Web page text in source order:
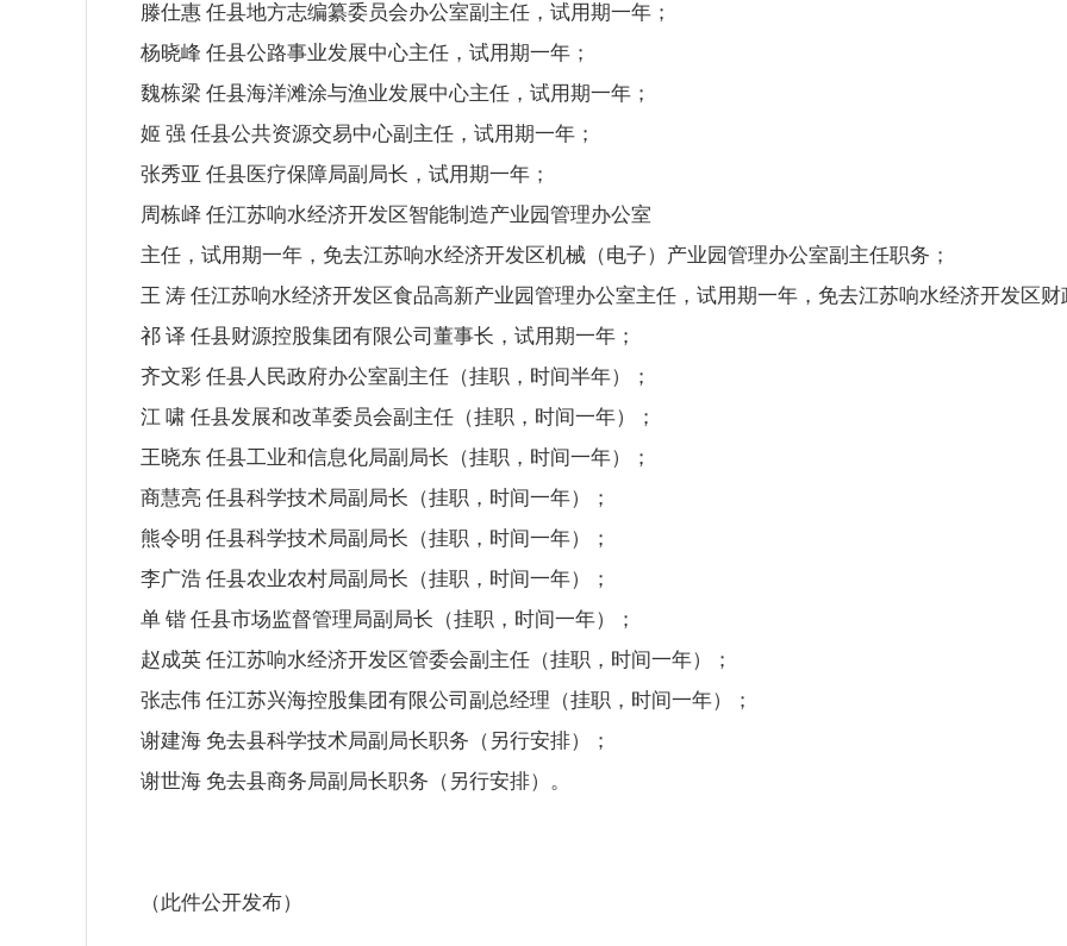
滕仕惠 任县地方志编纂委员会办公室副主任，试用期一年；
杨晓峰 任县公路事业发展中心主任，试用期一年；
魏栋梁 任县海洋滩涂与渔业发展中心主任，试用期一年；
姬 强 任县公共资源交易中心副主任，试用期一年；
张秀亚 任县医疗保障局副局长，试用期一年；
周栋峄 任江苏响水经济开发区智能制造产业园管理办公室
主任，试用期一年，免去江苏响水经济开发区机械（电子）产业园管理办公室副主任职务；
王 涛 任江苏响水经济开发区食品高新产业园管理办公室主任，试用期一年，免去江苏响水经济开发区财
祁 译 任县财源控股集团有限公司董事长，试用期一年；
齐文彩 任县人民政府办公室副主任（挂职，时间半年）；
江 啸 任县发展和改革委员会副主任（挂职，时间一年）；
王晓东 任县工业和信息化局副局长（挂职，时间一年）；
商慧亮 任县科学技术局副局长（挂职，时间一年）；
熊令明 任县科学技术局副局长（挂职，时间一年）；
李广浩 任县农业农村局副局长（挂职，时间一年）；
单 锴 任县市场监督管理局副局长（挂职，时间一年）；
赵成英 任江苏响水经济开发区管委会副主任（挂职，时间一年）；
张志伟 任江苏兴海控股集团有限公司副总经理（挂职，时间一年）；
谢建海 免去县科学技术局副局长职务（另行安排）；
谢世海 免去县商务局副局长职务（另行安排）。
（此件公开发布）